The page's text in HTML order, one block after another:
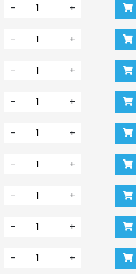
- +
- +
- +
- +
- +
- +
- +
- +
- +